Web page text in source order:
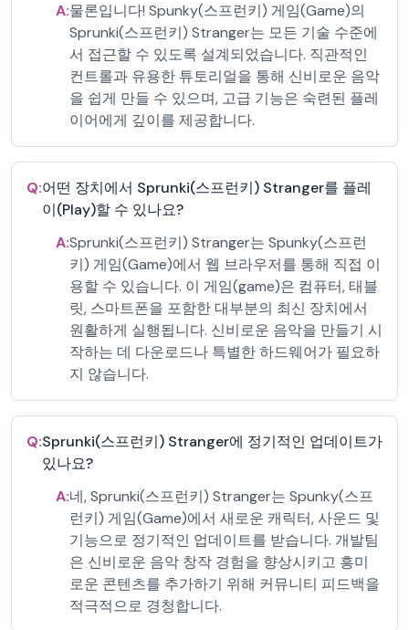
A:물론입니다! Spunky(스프런키) 게임(Game)의
Sprunki(스프런키) Stranger는 모든 기술 수준에
서 접근할 수 있도록 설계되었습니다. 직관적인
컨트롤과 유용한 튜토리얼을 통해 신비로운 음악
을 쉽게 만들 수 있으며, 고급 기능은 숙련된 플레
이어에게 깊이를 제공합니다.
Q:어떤 장치에서 Sprunki(스프런키) Stranger를 플레
이(Play)할 수 있나요?
A:Sprunki(스프런키) Stranger는 Spunky(스프런
키) 게임(Game)에서 웹 브라우저를 통해 직접 이
용할 수 있습니다. 이 게임(game)은 컴퓨터, 태블
릿, 스마트폰을 포함한 대부분의 최신 장치에서
원활하게 실행됩니다. 신비로운 음악을 만들기 시
작하는 데 다운로드나 특별한 하드웨어가 필요하
지 않습니다.
Q:Sprunki(스프런키) Stranger에 정기적인 업데이트가
있나요?
A:네, Sprunki(스프런키) Stranger는 Spunky(스프
런키) 게임(Game)에서 새로운 캐릭터, 사운드 및
기능으로 정기적인 업데이트를 받습니다. 개발팀
은 신비로운 음악 창작 경험을 향상시키고 흥미
로운 콘텐츠를 추가하기 위해 커뮤니티 피드백을
적극적으로 경청합니다.